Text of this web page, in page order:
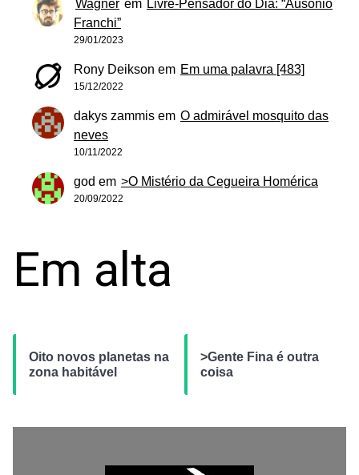
Wagner em Livre-Pensador do Dia: “Ausonio
Franchi”
29/01/2023
Rony Deikson em Em uma palavra [483]
15/12/2022
dakys zammis em O admirável mosquito das
neves
10/11/2022
god em >O Mistério da Cegueira Homérica
20/09/2022
Em alta
Oito novos planetas na
zona habitável
>Gente Fina é outra
coisa